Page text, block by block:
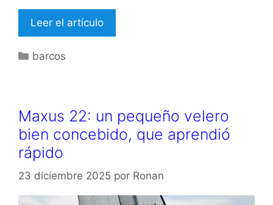
Leer el artículo
Categorías
barcos
Maxus 22: un pequeño velero
bien concebido, que aprendió
rápido
23 diciembre 2025 por Ronan